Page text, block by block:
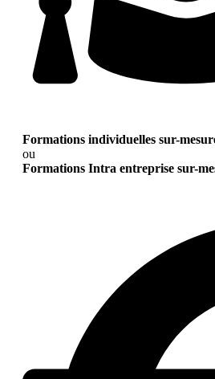
Formations individuelles sur-
ou
Formations Intra entreprise sur-